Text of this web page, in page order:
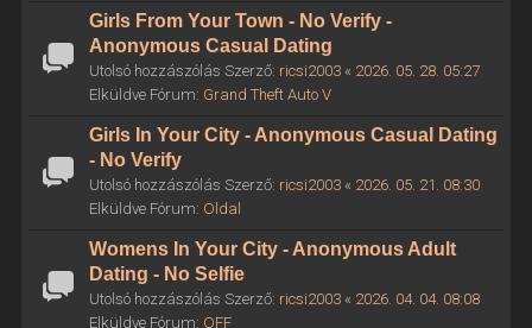
Girls From Your Town - No Verify -
Anonymous Casual Dating
Utolsó hozzászólás Szerző: ricsi2003« 2026. 05. 28. 05:27
Elküldve Fórum: Grand Theft Auto V
Girls In Your City - Anonymous Casual Dating
- No Verify
Utolsó hozzászólás Szerző: ricsi2003« 2026. 05. 21. 08:30
Elküldve Fórum: Oldal
Womens In Your City - Anonymous Adult
Dating - No Selfie
Utolsó hozzászólás Szerző: ricsi2003« 2026. 04. 04. 08:08
Elküldve Fórum: OFF